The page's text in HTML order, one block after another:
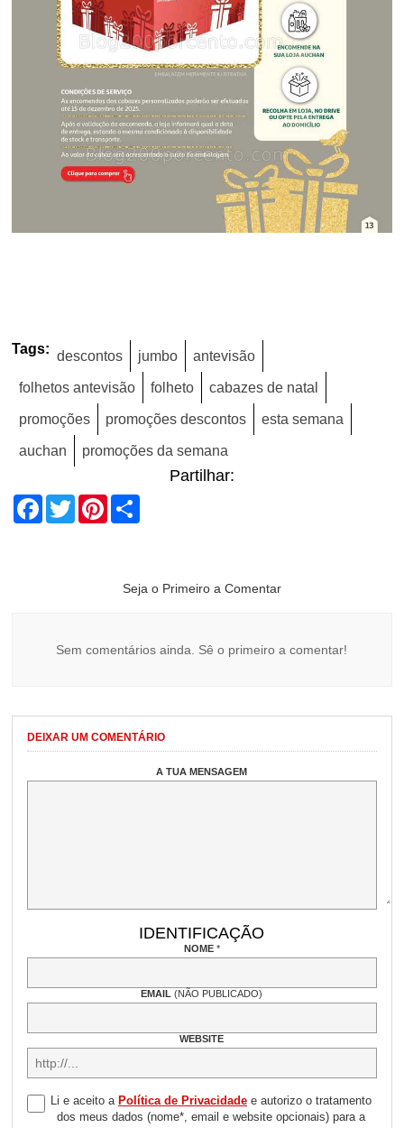
Tags: descontos jumbo antevisão
folhetos antevisão folheto cabazes de natal
promoções promoções descontos esta semana
auchan promoções da semana
Partilhar:
Facebook
TwitterPinterest
Seja o Primeiro a Comentar
Sem comentários ainda. Sê o primeiro a comentar!
DEIXAR UM COMENTÁRIO
A TUA MENSAGEM
IDENTIFICAÇÃO
NOME *
EMAIL(NÃO PUBLICADO)
WEBSITE
Li e aceito a Política de Privacidadee autorizo o tratamento
dos meus dados (nome*, email e website opcionais) para a